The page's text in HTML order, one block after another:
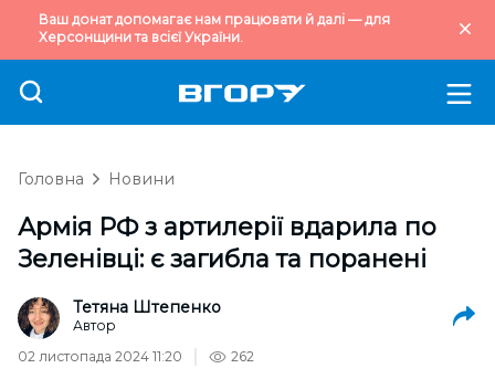
Ваш донат допомагає нам працювати й далі — для
Херсонщини та всієї України.
Головна Новини
Армія РФ з артилерії вдарила по
Зеленівці: є загибла та поранені
Тетяна Штепенко
Автор
02 листопада 2024 11:20
262